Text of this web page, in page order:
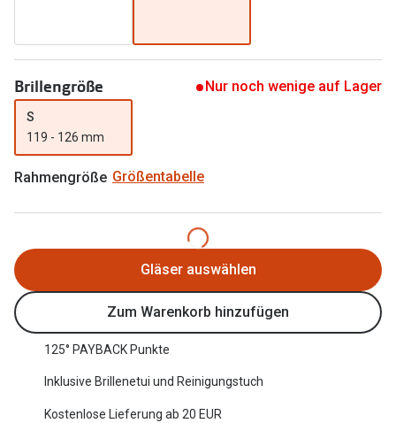
Alle Brillen Ratgeber
Angebote
Brillen 2 für 1
20% auf selbsttönende Gläser
Trends
Nuance Audio Brille
Ray-Ban Meta
Oakley Meta
Brillentrends 2026
Ray-Ban
Oakley
Zubehör
Brillengröße Nur noch wenige auf Lager
S
119 - 126 mm
Rahmengröße Größentabelle
Gläser auswählen
Zum Warenkorb hinzufügen
125° PAYBACK Punkte
Inklusive Brillenetui und Reinigungstuch
Kostenlose Lieferung ab 20 EUR